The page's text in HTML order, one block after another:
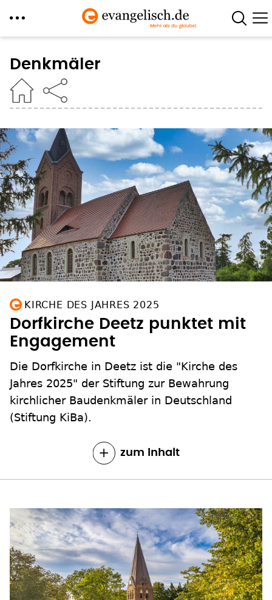
zum
Inhalt
Denkmäler
KIRCHE DES JAHRES 2025
Dorfkirche Deetz punktet mit
Engagement
Die Dorfkirche in Deetz ist die "Kirche des
Jahres 2025" der Stiftung zur Bewahrung
kirchlicher Baudenkmäler in Deutschland
(Stiftung KiBa).
zum Inhalt